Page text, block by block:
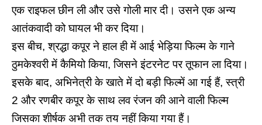
एक राइफल छीन ली और उसे गोली मार दी। उसने एक अन्य
आतंकवादी को घायल भी कर दिया।
इस बीच, श्रद्धा कपूर ने हाल ही में आई भेड़िया फिल्म के गाने
ठुमकेश्वरी में कैमियो किया, जिसने इंटरनेट पर तूफान ला दिया।
इसके बाद, अभिनेत्री के खाते में दो बड़ी फिल्में आ गई हैं, स्त्री
2 और रणबीर कपूर के साथ लव रंजन की आने वाली फिल्म
जिसका शीर्षक अभी तक तय नहीं किया गया हैं।